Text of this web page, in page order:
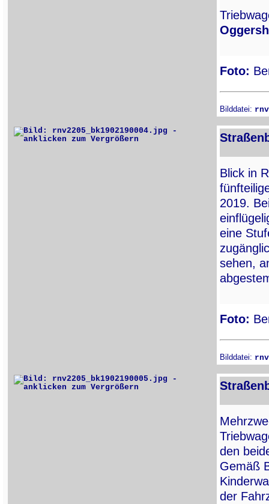
Foto:
Bilddatei:
Blick in
2019.
eine
sehen,
Foto:
Bilddatei:
den
Gemäß
der